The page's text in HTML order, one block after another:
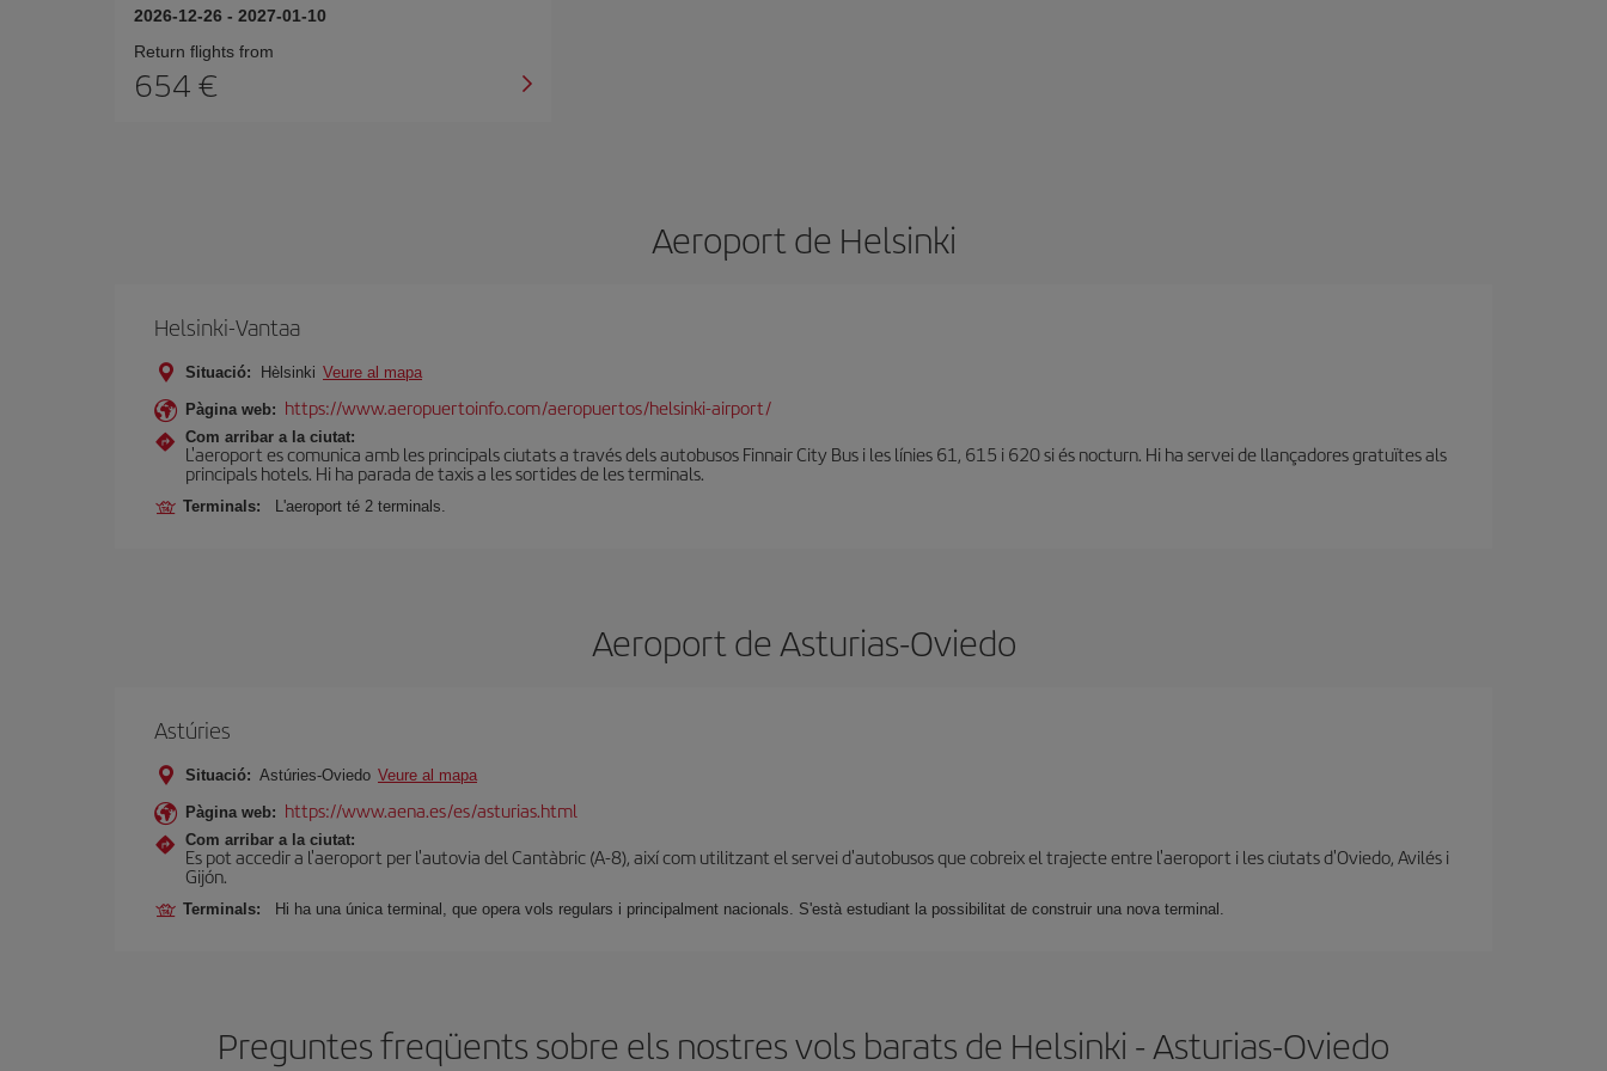
2026-12-26 - 2027-01-10
Return flights from
654
Aeroport de Helsinki
Helsinki-Vantaa
Situació: Hèlsinki Veure al mapa
Pàgina web: https://www.aeropuertoinfo.com/aeropuertos/helsinki-airport/
Com arribar a la ciutat:
L'aeroport es comunica amb les principals ciutats a través dels autobusos Finnair City Bus i les línies 61, 615 i 620 si és nocturn. Hi ha servei de llançadores gratuïtes als
principals hotels. Hi ha parada de taxis a les sortides de les terminals.
Terminals: L'aeroport té 2 terminals.
Aeroport de Asturias-Oviedo
Astúries
Situació: Astúries-Oviedo Veure al mapa
Pàgina web: https://www.aena.es/es/asturias.html
Com arribar a la ciutat:
Es pot accedir a l'aeroport per l'autovia del Cantàbric (A-8), així com utilitzant el servei d'autobusos que cobreix el trajecte entre l'aeroport i les ciutats d'Oviedo, Avilés i
Gijón.
Terminals: Hi ha una única terminal, que opera vols regulars i principalment nacionals. S'està estudiant la possibilitat de construir una nova terminal.
Preguntes freqüents sobre els nostres vols barats de Helsinki - Asturias-Oviedo